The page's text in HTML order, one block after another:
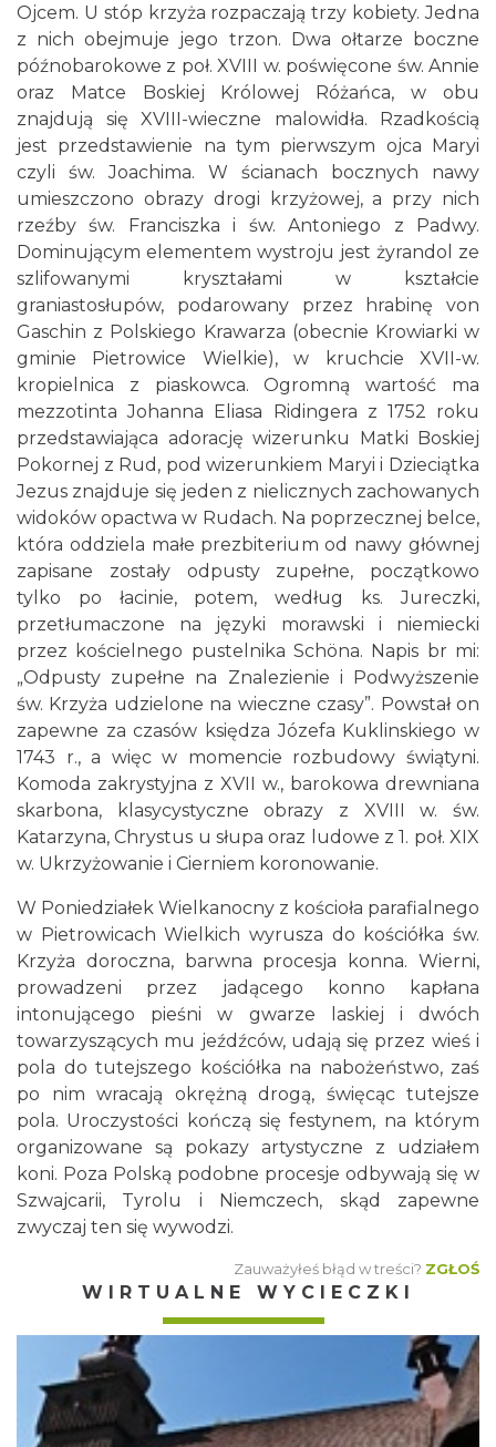
Ojcem. U stóp krzyża rozpaczają trzy kobiety. Jedna
z nich obejmuje jego trzon. Dwa ołtarze boczne
późnobarokowe z poł. XVIII w. poświęcone św. Annie
oraz Matce Boskiej Królowej Różańca, w obu
znajdują się XVIII-wieczne malowidła. Rzadkością
jest przedstawienie na tym pierwszym ojca Maryi
czyli św. Joachima. W ścianach bocznych nawy
umieszczono obrazy drogi krzyżowej, a przy nich
rzeźby św. Franciszka i św. Antoniego z Padwy.
Dominującym elementem wystroju jest żyrandol ze
szlifowanymi kryształami w kształcie
graniastosłupów, podarowany przez hrabinę von
Gaschin z Polskiego Krawarza (obecnie Krowiarki w
gminie Pietrowice Wielkie), w kruchcie XVII-w.
kropielnica z piaskowca. Ogromną wartość ma
mezzotinta Johanna Eliasa Ridingera z 1752 roku
przedstawiająca adorację wizerunku Matki Boskiej
Pokornej z Rud, pod wizerunkiem Maryi i Dzieciątka
Jezus znajduje się jeden z nielicznych zachowanych
widoków opactwa w Rudach. Na poprzecznej belce,
która oddziela małe prezbiterium od nawy głównej
zapisane zostały odpusty zupełne, początkowo
tylko po łacinie, potem, według ks. Jureczki,
przetłumaczone na języki morawski i niemiecki
przez kościelnego pustelnika Schöna. Napis br mi:
„Odpusty zupełne na Znalezienie i Podwyższenie
św. Krzyża udzielone na wieczne czasy”. Powstał on
zapewne za czasów księdza Józefa Kuklinskiego w
1743 r., a więc w momencie rozbudowy świątyni.
Komoda zakrystyjna z XVII w., barokowa drewniana
skarbona, klasycystyczne obrazy z XVIII w. św.
Katarzyna, Chrystus u słupa oraz ludowe z 1. poł. XIX
w. Ukrzyżowanie i Cierniem koronowanie.
W Poniedziałek Wielkanocny z kościoła parafialnego
w Pietrowicach Wielkich wyrusza do kościółka św.
Krzyża doroczna, barwna procesja konna. Wierni,
prowadzeni przez jadącego konno kapłana
intonującego pieśni w gwarze laskiej i dwóch
towarzyszących mu jeźdźców, udają się przez wieś i
pola do tutejszego kościółka na nabożeństwo, zaś
po nim wracają okrężną drogą, święcąc tutejsze
pola. Uroczystości kończą się festynem, na którym
organizowane są pokazy artystyczne z udziałem
koni. Poza Polską podobne procesje odbywają się w
Szwajcarii, Tyrolu i Niemczech, skąd zapewne
zwyczaj ten się wywodzi.
Zauważyłeś błąd w treści? ZGŁOŚ
WIRTUALNE WYCIECZKI